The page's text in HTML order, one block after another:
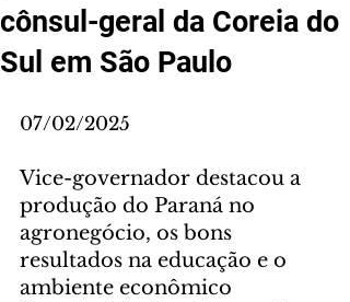
cônsul-geral da Coreia do
Sul em São Paulo
07/02/2025
Vice-governador destacou a
produção do Paraná no
agronegócio, os bons
resultados na educação e o
ambiente econômico